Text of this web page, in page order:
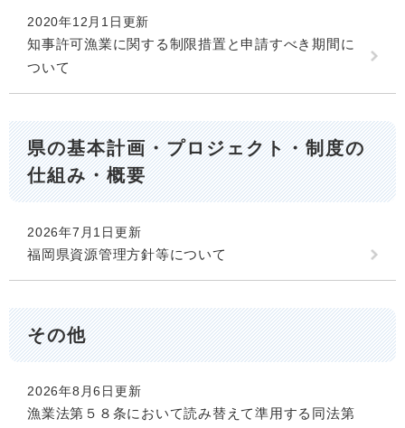
2020年12月1日更新
知事許可漁業に関する制限措置と申請すべき期間に
ついて
県の基本計画・プロジェクト・制度の
仕組み・概要
2026年7月1日更新
福岡県資源管理方針等について
その他
2026年8月6日更新
漁業法第５８条において読み替えて準用する同法第